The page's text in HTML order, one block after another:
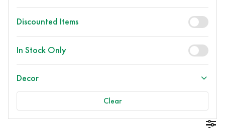
Discounted Items
In Stock Only
Decor
Clear